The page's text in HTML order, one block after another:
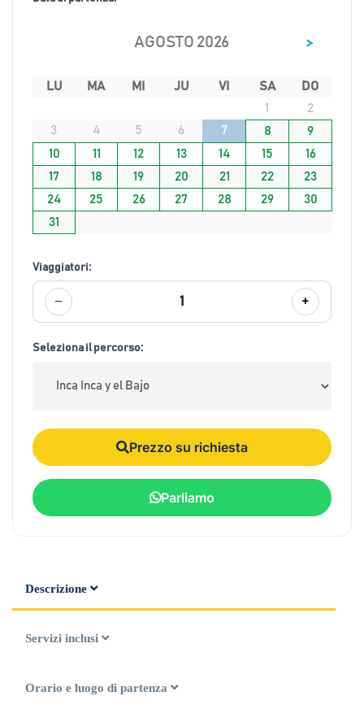
AGOSTO 2026 >
LU MA MI JU VI SA
DO
1
2
3
4 5 6 7 8
9
10
11 12 13 14 15
16
17
18 19 20 21 22
23
24
25 26 27 28 29
30
31
Viaggiatori:
− 1 +
Seleziona il percorso:
Prezzo su richiesta
Parliamo
Descrizione
Servizi inclusi
Orario e luogo di partenza